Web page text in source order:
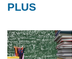
PLUS